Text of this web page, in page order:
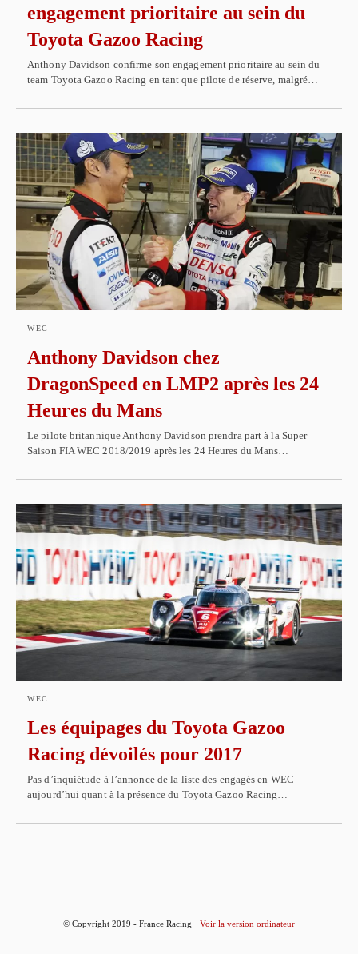
engagement prioritaire au sein du
Toyota Gazoo Racing
Anthony Davidson confirme son engagement prioritaire au sein du
team Toyota Gazoo Racing en tant que pilote de réserve, malgré…
WEC
Anthony Davidson chez
DragonSpeed en LMP2 après les 24
Heures du Mans
Le pilote britannique Anthony Davidson prendra part à la Super
Saison FIA WEC 2018/2019 après les 24 Heures du Mans…
WEC
Les équipages du Toyota Gazoo
Racing dévoilés pour 2017
Pas d’inquiétude à l’annonce de la liste des engagés en WEC
aujourd’hui quant à la présence du Toyota Gazoo Racing…
© Copyright 2019 - France Racing Voir la version ordinateur